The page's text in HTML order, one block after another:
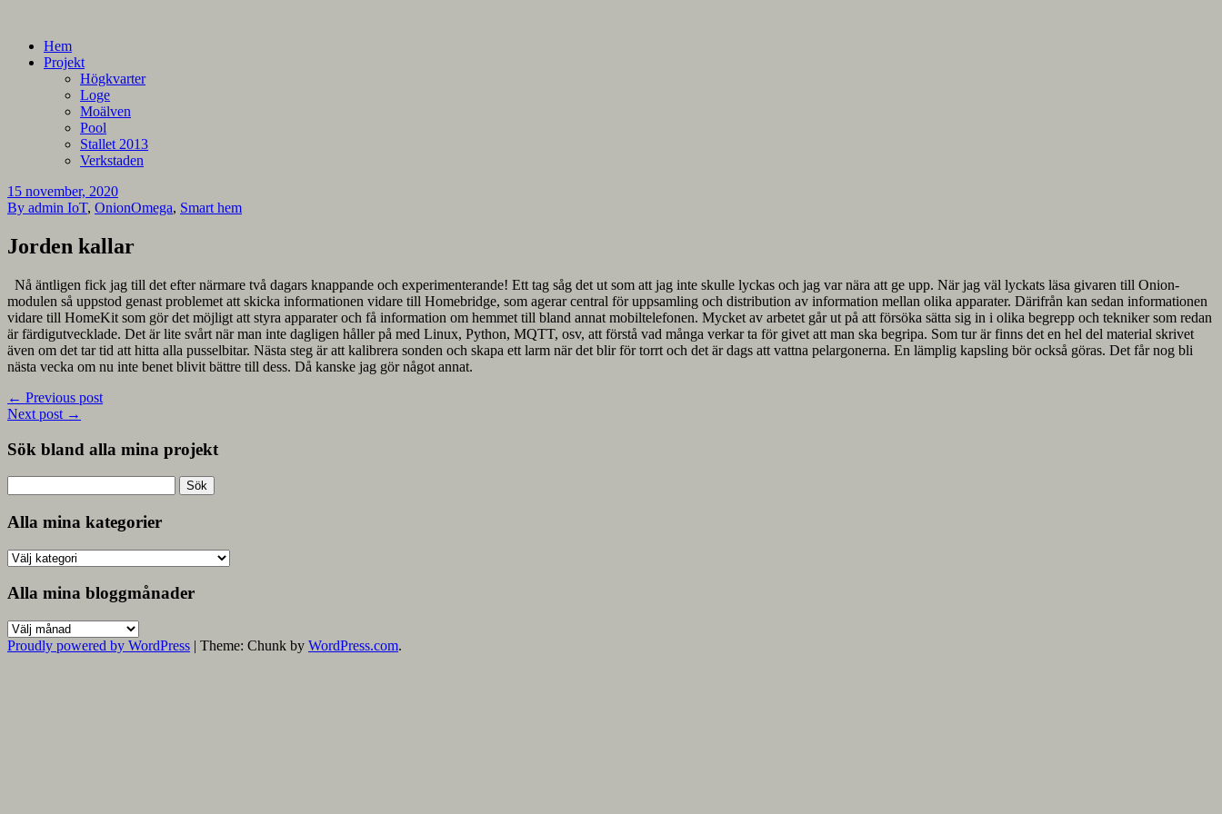
Alla mina projekt
En blogg om mina projekt
Hem
Projekt
Högkvarter
Loge
Moälven
Pool
Stallet 2013
Verkstaden
15 november, 2020
By admin IoT, OnionOmega, Smart hem
Jorden kallar
Nå äntligen fick jag till det efter närmare två dagars knappande och experimenterande! Ett tag såg det ut som att jag inte skulle lyckas och jag var nära att ge upp. När jag väl lyckats läsa givaren till Onion-
modulen så uppstod genast problemet att skicka informationen vidare till Homebridge, som agerar central för uppsamling och distribution av information mellan olika apparater. Därifrån kan sedan informationen
vidare till HomeKit som gör det möjligt att styra apparater och få information om hemmet till bland annat mobiltelefonen. Mycket av arbetet går ut på att försöka sätta sig in i olika begrepp och tekniker som redan
är färdigutvecklade. Det är lite svårt när man inte dagligen håller på med Linux, Python, MQTT, osv, att förstå vad många verkar ta för givet att man ska begripa. Som tur är finns det en hel del material skrivet
även om det tar tid att hitta alla pusselbitar. Nästa steg är att kalibrera sonden och skapa ett larm när det blir för torrt och det är dags att vattna pelargonerna. En lämplig kapsling bör också göras. Det får nog bli
nästa vecka om nu inte benet blivit bättre till dess. Då kanske jag gör något annat.
← Previous post
Next post →
Sök bland alla mina projekt
efter:
Alla mina kategorier
Alla
kategorier
Alla mina bloggmånader
Alla
mina
Proudly powered by WordPress | Theme: Chunk by WordPress.com.